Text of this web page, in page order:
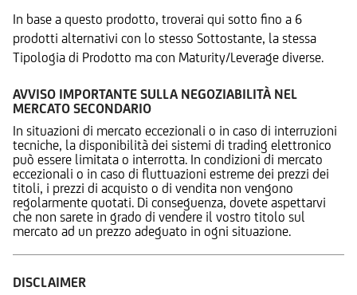
In base a questo prodotto, troverai qui sotto fino a 6
prodotti alternativi con lo stesso Sottostante, la stessa
Tipologia di Prodotto ma con Maturity/Leverage diverse.
AVVISO IMPORTANTE SULLA NEGOZIABILITÀ NEL
MERCATO SECONDARIO
In situazioni di mercato eccezionali o in caso di interruzioni
tecniche, la disponibilità dei sistemi di trading elettronico
può essere limitata o interrotta. In condizioni di mercato
eccezionali o in caso di fluttuazioni estreme dei prezzi dei
titoli, i prezzi di acquisto o di vendita non vengono
regolarmente quotati. Di conseguenza, dovete aspettarvi
che non sarete in grado di vendere il vostro titolo sul
mercato ad un prezzo adeguato in ogni situazione.
DISCLAIMER